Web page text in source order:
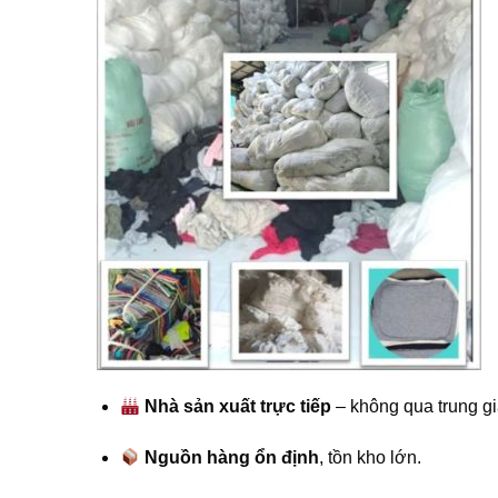
Nhà sản xuất trực tiếp – không qua trung
Nguồn hàng ổn định, tồn kho lớn.